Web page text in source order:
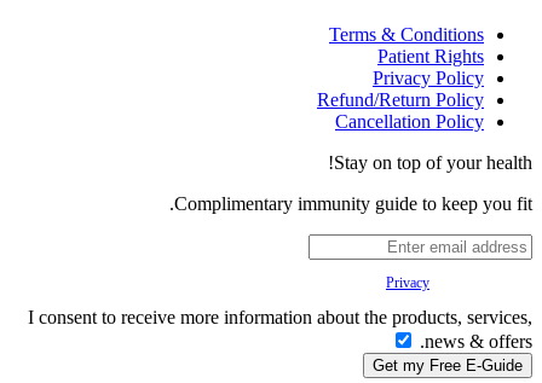
Terms & Conditions
Patient Rights
Privacy Policy
Refund/Return Policy
Cancellation Policy
Stay on top of your health!
Complimentary immunity guide to keep you fit.
Privacy
I consent to receive more information about the products, services,
news & offers.